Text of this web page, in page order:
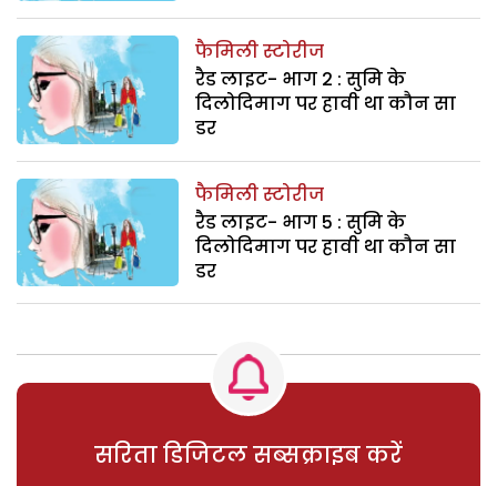
फैमिली स्टोरीज
रैड लाइट- भाग 2 : सुमि के
दिलोदिमाग पर हावी था कौन सा
डर
फैमिली स्टोरीज
रैड लाइट- भाग 5 : सुमि के
दिलोदिमाग पर हावी था कौन सा
डर
सरिता डिजिटल सब्सक्राइब करें